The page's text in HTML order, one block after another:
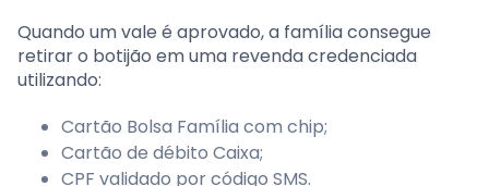
Quando um vale é aprovado, a família consegue
retirar o botijão em uma revenda credenciada
utilizando:
Cartão Bolsa Família com chip;
Cartão de débito Caixa;
CPF validado por código SMS.